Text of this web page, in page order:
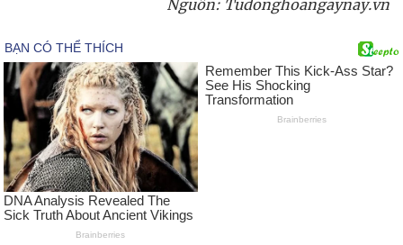
Nguồn: Tudonghoangaynay.vn